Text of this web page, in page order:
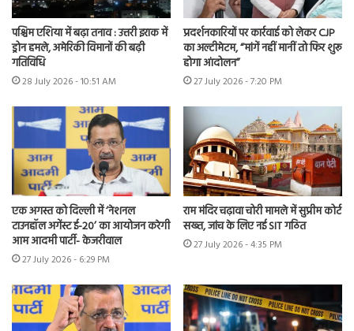
पश्चिम एशिया में बढ़ा तनाव : उत्तरी इराक में
ड्रोन हमले, अमेरिकी विमानों की बढ़ी
गतिविधि
28 July 2026 - 10:51 AM
प्रदर्शनकारियों पर कार्रवाई को लेकर CJP
का अल्टीमेटम, “मांगें नहीं मानीं तो फिर शुरू
होगा आंदोलन”
27 July 2026 - 7:20 PM
एक अगस्त को दिल्ली में ‘नेशनल
टाउनहॉल अगेंस्ट ई-20’ का आयोजन करेगी
आम आदमी पार्टी- केजरीवाल
27 July 2026 - 6:29 PM
राम मंदिर चढ़ावा चोरी मामले में सुप्रीम कोर्ट
सख्त, जांच के लिए नई SIT गठित
27 July 2026 - 4:35 PM